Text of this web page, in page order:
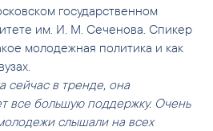
государственном
им. И. М. Сеченова. Спикер
молодежная политика и как
сейчас в тренде, она
все большую поддержку. Очень
слышали на всех